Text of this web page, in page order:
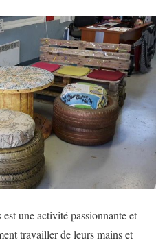
une activité passionnante et
travailler de leurs mains et